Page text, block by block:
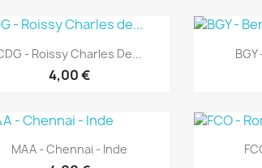
Aperçu rapide
- Roissy Charles De...
4,00 €

Aperçu rapide
MAA - Chennai - Inde 